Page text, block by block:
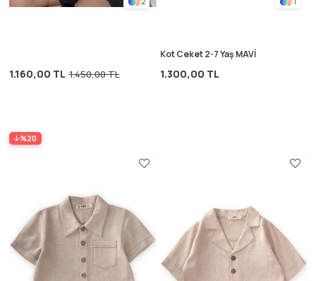
1.160,00 TL 1.450,00 TL
%20
Kot Ceket 2-7 Yaş MAVİ
1.300,00 TL